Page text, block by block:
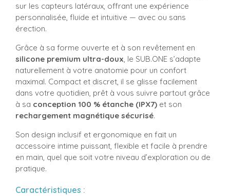
sur les capteurs latéraux, offrant une expérience
personnalisée, fluide et intuitive — avec ou sans
érection.
Grâce à sa forme ouverte et à son revêtement en
silicone premium ultra-doux, le SUB.ONE s’adapte
naturellement à votre anatomie pour un confort
maximal. Compact et discret, il se glisse facilement
dans votre quotidien, prêt à vous suivre partout grâce
à sa conception 100 % étanche (IPX7) et son
rechargement magnétique sécurisé.
Son design inclusif et ergonomique en fait un
accessoire intime puissant, flexible et facile à prendre
en main, quel que soit votre niveau d’exploration ou de
pratique.
Caractéristiques :